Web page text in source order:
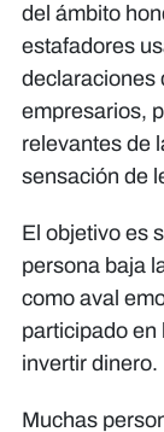
del ámbito
estafadores
declaraciones
empresarios,
relevantes de
sensación de
El objetivo es
persona baja
como aval
participado en
invertir dinero.
Muchas